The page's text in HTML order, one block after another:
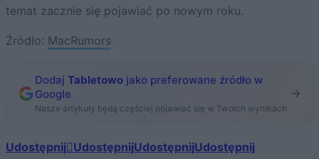
temat zacznie się pojawiać po nowym roku.
Źródło: MacRumors
Dodaj Tabletowo jako preferowane źródło w
Google
Nasze artykuły będą częściej pojawiać się w Twoich wynikach
Udostępnij UdostępnijUdostępnijUdostępnij